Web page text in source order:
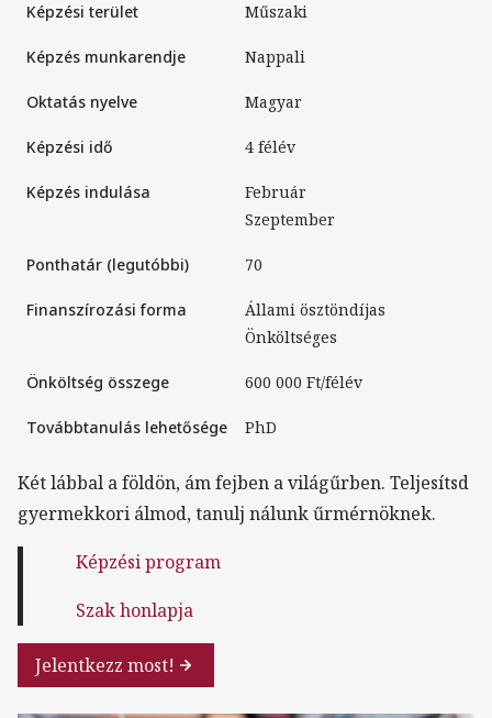
Képzési terület Műszaki
Képzés munkarendje nappali
Oktatás nyelve magyar
Képzési idő 4 félév
Képzés indulása
Február
Szeptember
Ponthatár (legutóbbi) 70
Finanszírozási forma
Állami ösztöndíjas
Önköltséges
Önköltség összege 600 000 Ft/félév
Továbbtanulás lehetősége PhD
Két lábbal a földön, ám fejben a világűrben. Teljesítsd
gyermekkori álmod, tanulj nálunk űrmérnöknek.
Képzési program
Szak honlapja
Jelentkezz most!